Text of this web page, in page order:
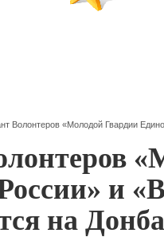
Волонтеров «Молодой Гвардии
и
на